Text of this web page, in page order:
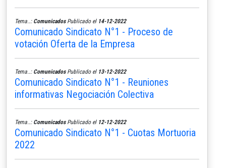
Tema..: ComunicadosPublicado el 14-12-2022
Comunicado Sindicato N°1 - Proceso de
votación Oferta de la Empresa
Tema..: ComunicadosPublicado el 13-12-2022
Comunicado Sindicato N°1 - Reuniones
informativas Negociación Colectiva
Tema..: ComunicadosPublicado el 12-12-2022
Comunicado Sindicato N°1 - Cuotas Mortuoria
2022